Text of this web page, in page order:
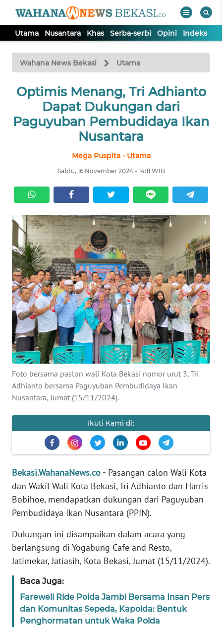
Utama Nusantara Khas Serba-serbi Opini Indeks
Wahana News Bekasi Utama
Optimis Menang, Tri Adhianto
Dapat Dukungan dari
Paguyuban Pembudidaya Ikan
Nusantara
Mega Puspita - Utama
Sabtu, 16 November 2024 - 14:11 WIB
Foto bersama paslon wali Kota Bekasi nomor urut 3, Tri
Adhianto bersama Paguyuban Pembudidaya Ikan
Nusantara, Jumat (15/11/2024).
Ikuti Kami di:
Bekasi.WahanaNews.co -Pasangan calon Wali Kota
dan Wakil Wali Kota Bekasi, Tri Adhianto dan Harris
Bobihoe, mendapatkan dukungan dari Paguyuban
Pembudidaya Ikan Nusantara (PPIN).
Dukungan ini disampaikan dalam acara yang
berlangsung di Yogabung Cafe and Resto,
Jatimekar, Jatiasih, Kota Bekasi, Jumat (15/11/2024).
Baca Juga:
Farewell Ride Polda Jambi Bersama Insan Pers
dan Komunitas Sepeda, Kapolda: Bentuk
Penghormatan untuk Waka Polda
TV
Tutup
UTAMA
NUSANTARA
SERBI
OPINI
Informasi
INDEKS
BERITA
KONTAK
KAMI
INFO
IKLAN
TENTANG
KAMI
MEDIA
REDAKSI
KARIR
Wahana
News
Regional
WN
WN
JAKARTA